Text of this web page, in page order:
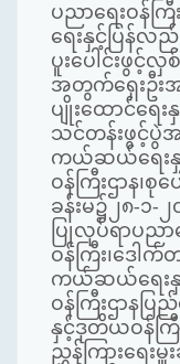
ပညာရေးဝန်
ရေးနှင့်ပြန်လည်
ပူးပေါင်းဖွင့်
အတွက်ရှေးဦ
ပျိုးထောင်ရေး
သင်တန်းဖွင့်ပွဲအ
ကယ်ဆယ်ရေးနှင့်
ဝန်ကြီးဌာန၊စု
ခန်းမ၌၂၈-၁-
ပြုလုပ်ရာပညာ
ဝန်ကြီး၊ဒေါက်
ကယ်ဆယ်ရေးနှင့်
ဝန်ကြီးဌာနပြ
နှင့်ဒုတိယဝန်ကြီး
ညွှန်ကြားရေးမှူး